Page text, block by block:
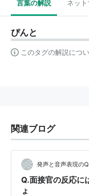
言葉の解説 ネット
ぴんと
このタグの解説につ
関連ブログ
発声と音声表現の
Q.面接官の反応に
ょ